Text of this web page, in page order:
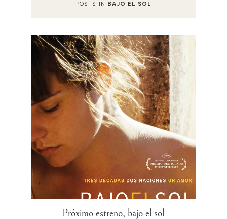
POSTS IN BAJO EL SOL
Próximo estreno, bajo el sol